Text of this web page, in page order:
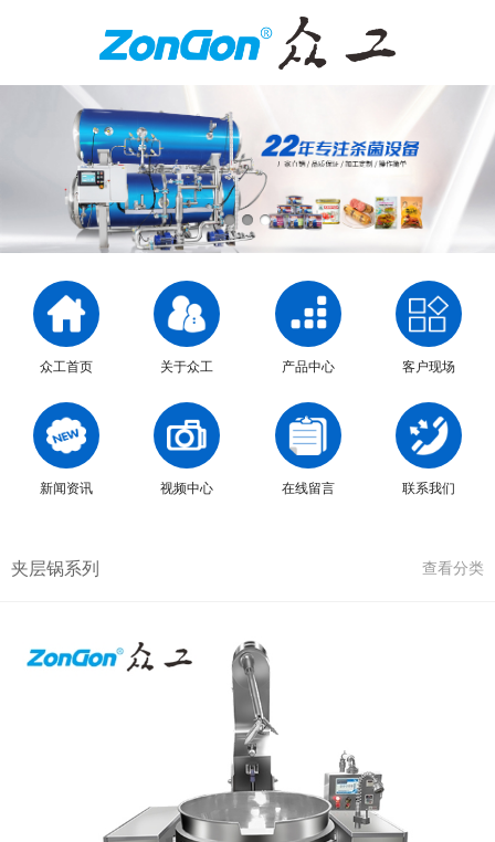
众工首页 关于众工 产品中心 客户现场
新闻资讯 视频中心 在线留言 联系我们
夹层锅系列 查看分类